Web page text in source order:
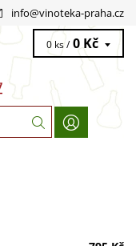
info@vinoteka-praha.cz
0 ks / 0 Kč